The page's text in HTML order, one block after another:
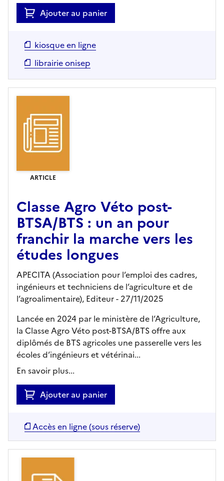
Ajouter au panier
kiosque en ligne
librairie onisep
ARTICLE
Classe Agro Véto post-
BTSA/BTS : un an pour
franchir la marche vers les
études longues
APECITA (Association pour l’emploi des cadres,
ingénieurs et techniciens de l’agriculture et de
l’agroalimentaire), Editeur- 27/11/2025
Lancée en 2024 par le ministère de l’Agriculture,
la Classe Agro Véto post-BTSA/BTS offre aux
diplômés de BTS agricoles une passerelle vers les
écoles d’ingénieurs et vétérinai...
En savoir plus...
Ajouter au panier
Accès en ligne (sous réserve)